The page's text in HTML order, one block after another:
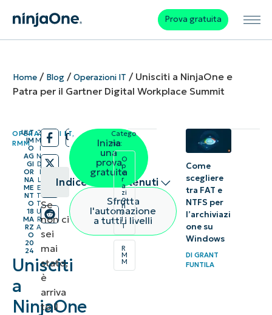
Prova gratuita
Home/ Blog/ Operazioni IT / Unisciti a NinjaOne e
Patra per il Gartner Digital Workplace Summit
OPERAZIONI IT,
RMM
/
ULT
IM
O
AG
GI
OR
NA
ME
NT
O
18
MA
RZ
O
20
24
/
2
M
I
N
D
I
L
E
T
T
U
R
A
Unisciti
a
NinjaOne
Indice dei contenuti
Riepilogo
Se
non ci
sei
mai
stato,
è
arriva
to il
Inizia
una
prova
gratuita
Sfrutta
l'automazione
a tutti i livelli
Catego
rie:
O
p
e
r
a
zi
o
n
i
I
T
R
M
M
Come
scegliere
tra FAT e
NTFS per
l’archiviazi
one su
Windows
DIGRANT
FUNTILA